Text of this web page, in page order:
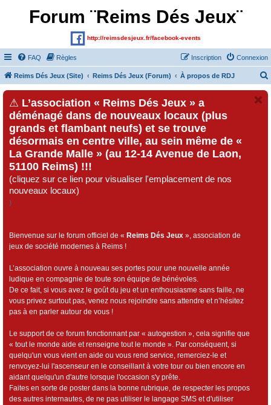
Forum ¨Reims Dés Jeux¨
http://reimsdesjeux.fr/facebook-events
FAQ Règles Connexion
Inscription
Reims Dés Jeux (Site) Reims Dés Jeux (Forum) À propos de RDJ
⚠ L’association « Reims Dés Jeux » a
déménagé dans de nouveaux locaux (plus
grands et flambant neufs) et se trouve
désormais en centre ville, au sein même de «
La Grande Malle » (au 12-14 Avenue de Laon,
51100 Reims) !!!
(cliquez sur ce lien pour visualiser l'emplacement de nos
nouveaux locaux)
)
Bienvenue sur le forum officiel de « Reims Dés Jeux », association de
jeux de société modernes à Reims !
L’association ouvre à nouveau ses portes pour une nouvelle année
ludique en compagnie de toute son équipe de bénévoles.
De ce fait, si vous avez le goût du jeu et un enthousiasme sans faille, ne
vous privez surtout pas, venez nous rejoindre sans attendre et n’hésitez
pas à en parler autour de vous !
Le support de ce forum fonctionnant par « autogestion », cela signifie que
« tout le monde aide et renseigne tout le monde ». Par conséquent, si
quelqu'un vous vient en aide ou vous rend service, remerciez-le et
renvoyez-lui l'ascenseur en le conseillant à votre tour ou bien encore en
aidant quelqu'un d'autre lorsque l'occasion s'y prête.
Faites en sorte de poster dans la bonne rubrique, de respecter les propos
des autres internautes, de ne pas utiliser le langage SMS et d'utiliser